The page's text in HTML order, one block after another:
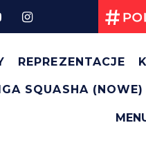
REPREZENTACJE
SQUASHA (NOWE)
Regulamin Kadry